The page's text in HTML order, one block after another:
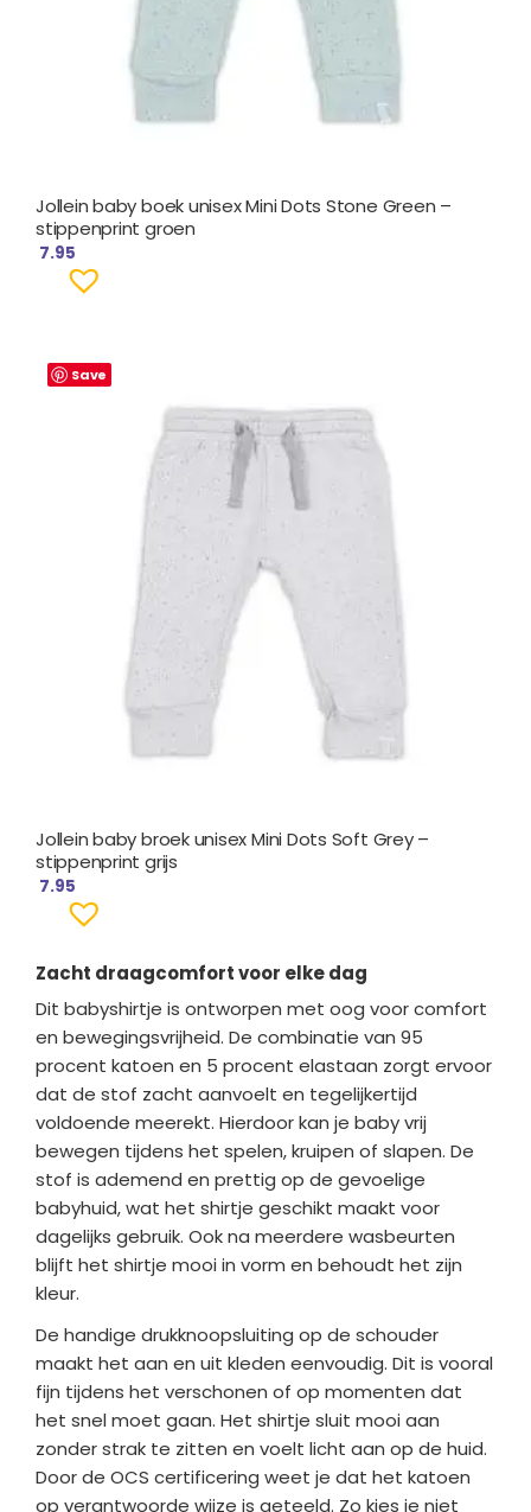
Jollein baby boek unisex Mini Dots Stone Green –
stippenprint groen
7.95
Save
Jollein baby broek unisex Mini Dots Soft Grey –
stippenprint grijs
7.95
Zacht draagcomfort voor elke dag
Dit babyshirtje is ontworpen met oog voor comfort
en bewegingsvrijheid. De combinatie van 95
procent katoen en 5 procent elastaan zorgt ervoor
dat de stof zacht aanvoelt en tegelijkertijd
voldoende meerekt. Hierdoor kan je baby vrij
bewegen tijdens het spelen, kruipen of slapen. De
stof is ademend en prettig op de gevoelige
babyhuid, wat het shirtje geschikt maakt voor
dagelijks gebruik. Ook na meerdere wasbeurten
blijft het shirtje mooi in vorm en behoudt het zijn
kleur.
De handige drukknoopsluiting op de schouder
maakt het aan en uit kleden eenvoudig. Dit is vooral
fijn tijdens het verschonen of op momenten dat
het snel moet gaan. Het shirtje sluit mooi aan
zonder strak te zitten en voelt licht aan op de huid.
Door de OCS certificering weet je dat het katoen
op verantwoorde wijze is geteeld. Zo kies je niet